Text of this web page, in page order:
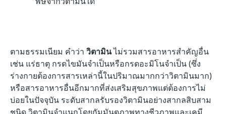
ตามธรรมเนียม คำว่า วิตามินไม่รวมสารอาหารสำคัญอื่น
เช่น แร่ธาตุ กรดไขมันจำเป็นหรือกรดอะมิโนจำเป็น (ซึ่ง
ร่างกายต้องการสารเหล่านี้ในปริมาณมากกว่าวิตามินมาก)
หรือสารอาหารอื่นอีกมากที่ส่งเสริมสุขภาพแต่ต้องการไม่
บ่อยในปัจจุบัน ระดับสากลรับรองวิตามินอย่างสากลสิบสาม